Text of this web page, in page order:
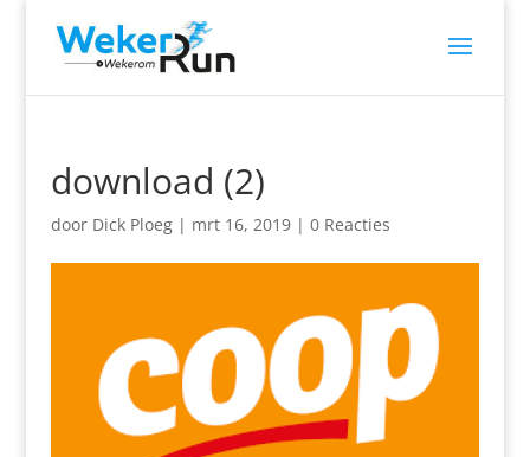
download (2)
door Dick Ploeg| mrt 16, 2019| 0 Reacties